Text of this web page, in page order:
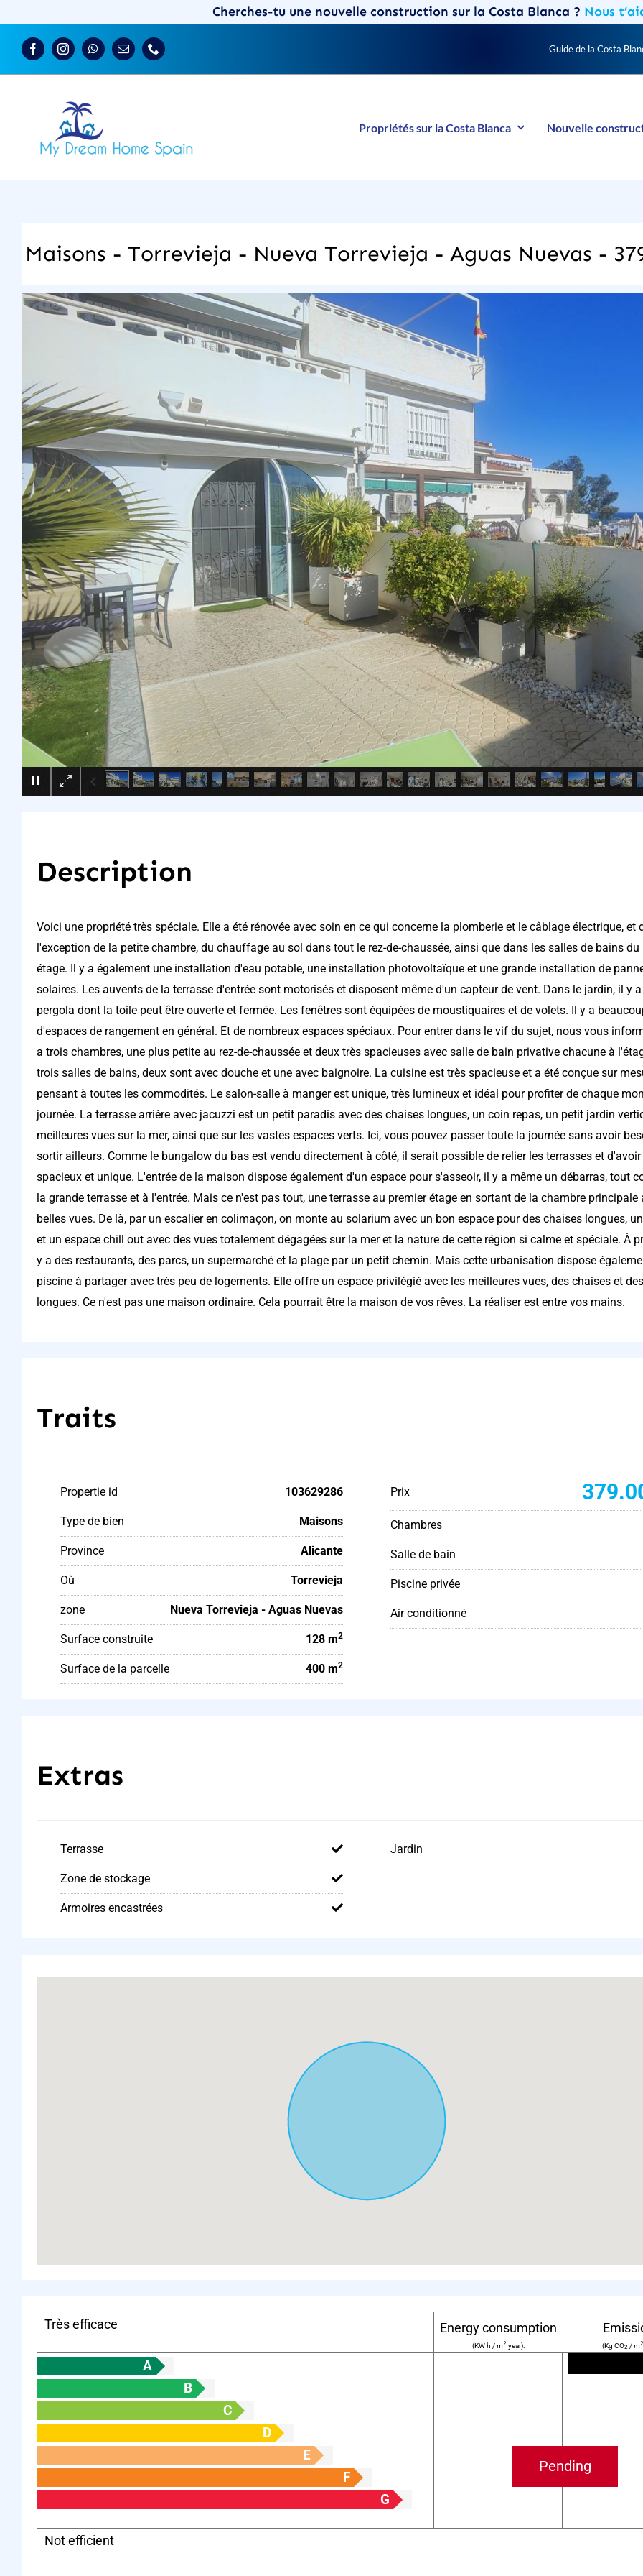
content
Cherches-tu une nouvelle construction sur la Costa Blanca ? Nous
Guide de la Costa
Propriétés sur la Costa Blanca Nouvelle
Maisons - Torrevieja - Nueva Torrevieja - Aguas Nuevas -
Description
Voici une propriété très spéciale. Elle a été rénovée avec soin en ce qui concerne la plomberie et le câblage électrique, et
l'exception de la petite chambre, du chauffage au sol dans tout le rez-de-chaussée, ainsi que dans les salles de bains du
étage. Il y a également une installation d'eau potable, une installation photovoltaïque et une grande installation de
solaires. Les auvents de la terrasse d'entrée sont motorisés et disposent même d'un capteur de vent. Dans le jardin, il y
pergola dont la toile peut être ouverte et fermée. Les fenêtres sont équipées de moustiquaires et de volets. Il y a
d'espaces de rangement en général. Et de nombreux espaces spéciaux. Pour entrer dans le vif du sujet, nous vous
a trois chambres, une plus petite au rez-de-chaussée et deux très spacieuses avec salle de bain privative chacune à
trois salles de bains, deux sont avec douche et une avec baignoire. La cuisine est très spacieuse et a été conçue sur
pensant à toutes les commodités. Le salon-salle à manger est unique, très lumineux et idéal pour profiter de chaque
journée. La terrasse arrière avec jacuzzi est un petit paradis avec des chaises longues, un coin repas, un petit jardin
meilleures vues sur la mer, ainsi que sur les vastes espaces verts. Ici, vous pouvez passer toute la journée sans avoir
sortir ailleurs. Comme le bungalow du bas est vendu directement à côté, il serait possible de relier les terrasses et
spacieux et unique. L'entrée de la maison dispose également d'un espace pour s'asseoir, il y a même un débarras, tout
la grande terrasse et à l'entrée. Mais ce n'est pas tout, une terrasse au premier étage en sortant de la chambre principale
belles vues. De là, par un escalier en colimaçon, on monte au solarium avec un bon espace pour des chaises longues,
et un espace chill out avec des vues totalement dégagées sur la mer et la nature de cette région si calme et spéciale. À
y a des restaurants, des parcs, un supermarché et la plage par un petit chemin. Mais cette urbanisation dispose
piscine à partager avec très peu de logements. Elle offre un espace privilégié avec les meilleures vues, des chaises et
longues. Ce n'est pas une maison ordinaire. Cela pourrait être la maison de vos rêves. La réaliser est entre vos mains.
Traits
Propertie id 103629286
Type de bien Maisons
Province Alicante
Où Torrevieja
zone Nueva Torrevieja - Aguas Nuevas
Surface construite 128 m2
Surface de la parcelle 400 m2
Prix
Chambres
Salle de bain
Piscine privée
Air conditionné
Extras
Terrasse
Zone de stockage
Armoires encastrées
Jardin
Très efficace Energy consumption
(KW h / m2year): (Kg CO2 / m
A
B
C
D
E
F
G
Not efficient
Pending